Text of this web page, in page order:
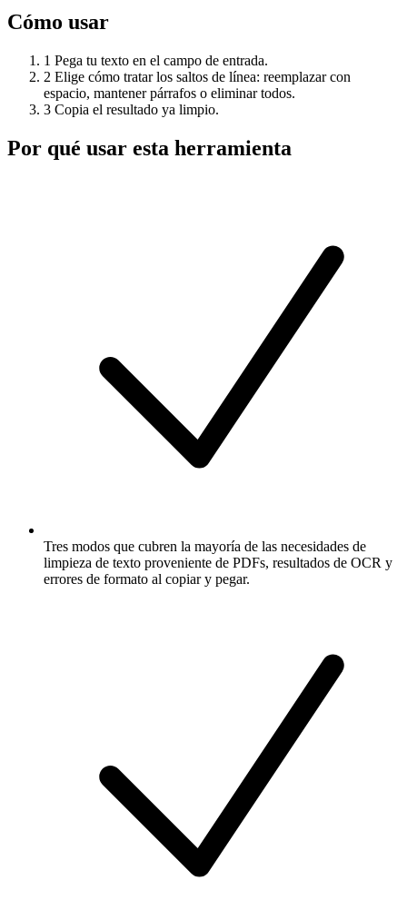
Cómo usar
1 Pega tu texto en el campo de entrada.
2 Elige cómo tratar los saltos de línea: reemplazar con
espacio, mantener párrafos o eliminar todos.
3 Copia el resultado ya limpio.
Por qué usar esta herramienta
Tres modos que cubren la mayoría de las necesidades de
limpieza de texto proveniente de PDFs, resultados de OCR y
errores de formato al copiar y pegar.